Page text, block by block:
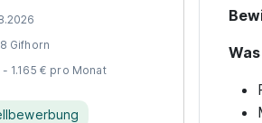
Gifhorn
- 1.165 € pro Monat